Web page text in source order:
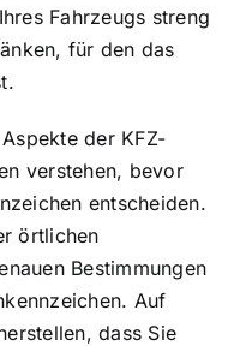
Fahrzeugs streng
für den das
der KFZ-
verstehen, bevor
entscheiden.
örtlichen
Bestimmungen
Auf
dass Sie